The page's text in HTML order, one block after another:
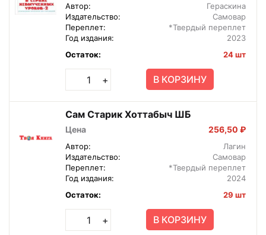
Автор:
Гераскина
Издательство:
Самовар
Переплет:
*Твердый переплет
Год издания:
2023
Остаток:
24 шт
+ В КОРЗИНУ
Сам Старик Хоттабыч ШБ
Цена 256,50 ₽
Автор:
Лагин
Издательство:
Самовар
Переплет:
*Твердый переплет
Год издания:
2024
Остаток:
29 шт
+ В КОРЗИНУ